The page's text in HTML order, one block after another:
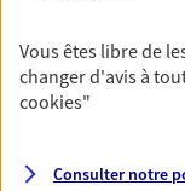
N° Orias * (orias.fr) :
Vous êtes libre de
changer d'avis à
cookies"
Consulter notre